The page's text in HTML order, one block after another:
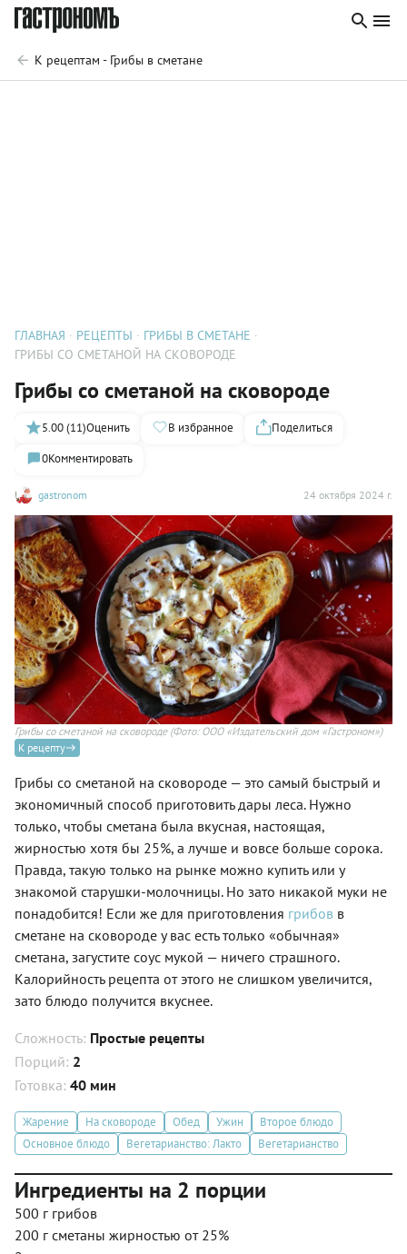
К рецептам - Грибы в сметане
ГЛАВНАЯ РЕЦЕПТЫ
ГРИБЫ В СМЕТАНЕ
ГРИБЫ СО СМЕТАНОЙ НА СКОВОРОДЕ
Грибы со сметаной на сковороде
gastronom 24 октября 2024 г.
5.00 (11)Оценить В избранное
Поделиться
0Комментировать
Грибы со сметаной на сковороде(Фото: ООО «Издательский дом «Гастроном»)
К рецепту
Грибы со сметаной на сковороде — это самый быстрый и
экономичный способ приготовить дары леса. Нужно
только, чтобы сметана была вкусная, настоящая,
жирностью хотя бы 25%, а лучше и вовсе больше сорока.
Правда, такую только на рынке можно купить или у
знакомой старушки-молочницы. Но зато никакой муки не
понадобится! Если же для приготовления грибов в
сметане на сковороде у вас есть только «обычная»
сметана, загустите соус мукой — ничего страшного.
Калорийность рецепта от этого не слишком увеличится,
зато блюдо получится вкуснее.
Сложность: Простые рецепты
Порций: 2
Готовка: 40 мин
Жарение На сковороде Обед Ужин
Второе блюдо
Основное блюдо
Вегетарианство: Лакто Вегетарианство
Ингредиенты на 2 порции
500 г грибов
200 г сметаны жирностью от 25%